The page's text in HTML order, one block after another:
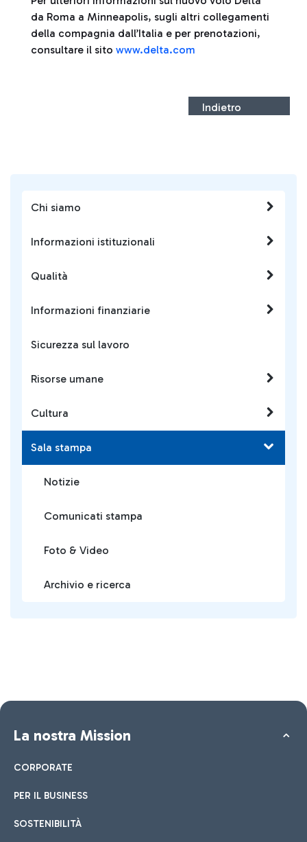
Chi siamo
Informazioni istituzionali
Qualità
Informazioni finanziarie
Sicurezza sul lavoro
Risorse umane
Cultura
Sala stampa
Notizie
Comunicati stampa
Foto & Video
Archivio e ricerca
da Roma a Minneapolis, sugli altri collegamenti
della compagnia dall’Italia e per prenotazioni,
consultare il sito www.delta.com
Indietro
La nostra Mission
CORPORATE
PER IL BUSINESS
SOSTENIBILITÀ